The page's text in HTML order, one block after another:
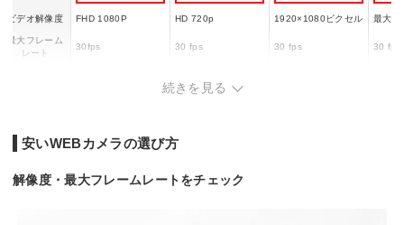
ビデオ解像度 FHD 1080P HD 720p 1920×1080ピクセル 最大
最大フレーム
レート
30fps 30 fps 30 fps 30 fps
カバー
あり
続きを見る
安いWEBカメラの選び方
解像度・最大フレームレートをチェック